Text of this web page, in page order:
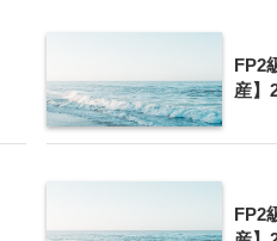
4,500÷3,200＝
FP2
産】
FP2